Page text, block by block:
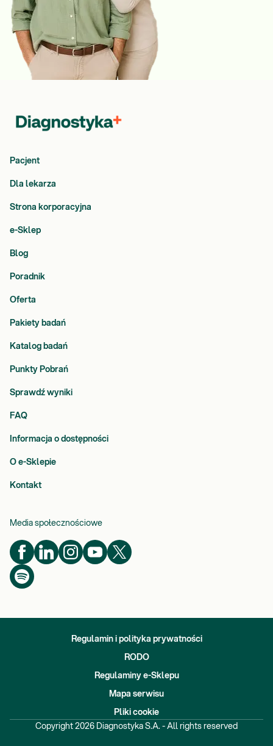
Pacjent
Dla lekarza
Strona korporacyjna
e-Sklep
Blog
Poradnik
Oferta
Pakiety badań
Katalog badań
Punkty Pobrań
Sprawdź wyniki
FAQ
Informacja o dostępności
O e-Sklepie
Kontakt
Media społecznościowe
Regulamin i polityka prywatności
RODO
Regulaminy e-Sklepu
Mapa serwisu
Pliki cookie
Copyright 2026 Diagnostyka S.A. - All rights reserved